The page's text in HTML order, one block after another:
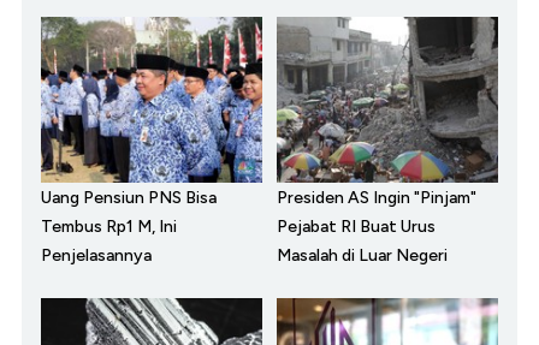
Uang Pensiun PNS Bisa
Tembus Rp1 M, Ini
Penjelasannya
Presiden AS Ingin "Pinjam"
Pejabat RI Buat Urus
Masalah di Luar Negeri